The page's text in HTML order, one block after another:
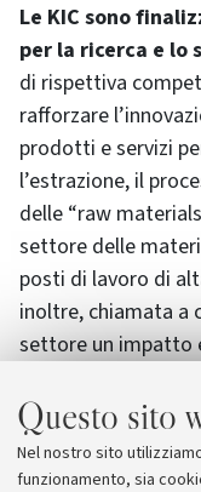
Questo sito
Nel nostro sito
funzionamento, sia
Le KIC sono
per la ricerca e lo
di rispettiva
rafforzare
prodotti e servizi
l’estrazione, il
delle “raw
settore delle
posti di lavoro di
inoltre, chiamata a
settore un impatto
realizzando nuovo
competitive e
crescita economica
promuovere la